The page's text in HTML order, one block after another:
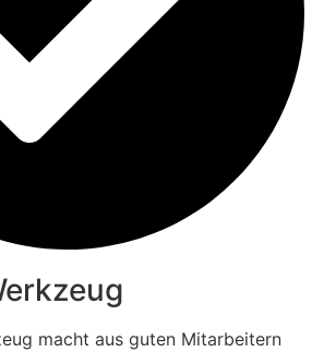
macht aus guten Mitarbeitern